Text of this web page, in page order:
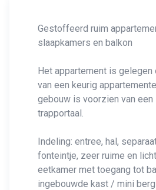
Gestoffeerd ruim
slaapkamers en balkon
Het appartement is gelegen
van een keurig
gebouw is voorzien van een
trapportaal.
Indeling: entree, hal,
fonteintje, zeer ruime en
eetkamer met toegang tot
ingebouwde kast / mini